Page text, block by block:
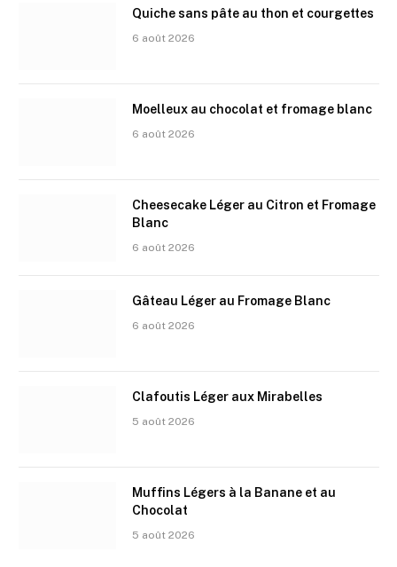
Quiche sans pâte au thon et courgettes
6 août 2026
Moelleux au chocolat et fromage blanc
6 août 2026
Cheesecake Léger au Citron et Fromage
Blanc
6 août 2026
Gâteau Léger au Fromage Blanc
6 août 2026
Clafoutis Léger aux Mirabelles
5 août 2026
Muffins Légers à la Banane et au
Chocolat
5 août 2026